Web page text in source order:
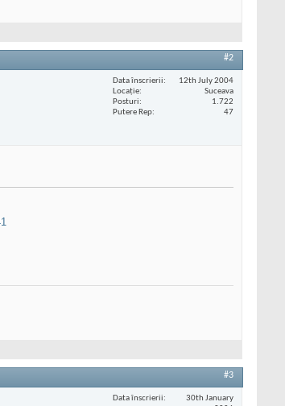
#2
Data înscrierii
12th July 2004
Locaţie
Suceava
Posturi
1.722
Putere Rep
47
#3
Data înscrierii
30th January